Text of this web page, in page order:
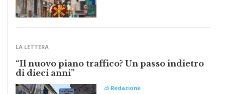
Sapienza all'indomani della
LA LETTERA
“Il nuovo piano traffico? Un passo indietro
di dieci anni”